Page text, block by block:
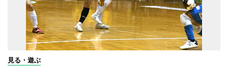
見る・遊ぶ